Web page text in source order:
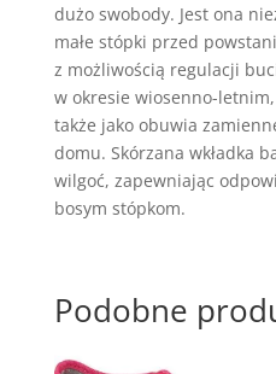
dużo swobody. Jest ona
małe stópki przed
z możliwością regulacji
w okresie wiosenno-
także jako obuwia
domu. Skórzana wkładka
wilgoć, zapewniając
bosym stópkom.
Podobne